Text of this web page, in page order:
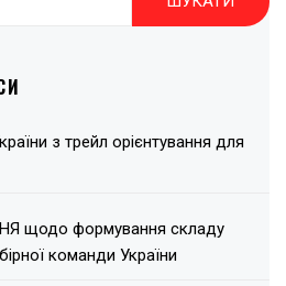
з трейл орієнтування для
щодо формування складу
команди України